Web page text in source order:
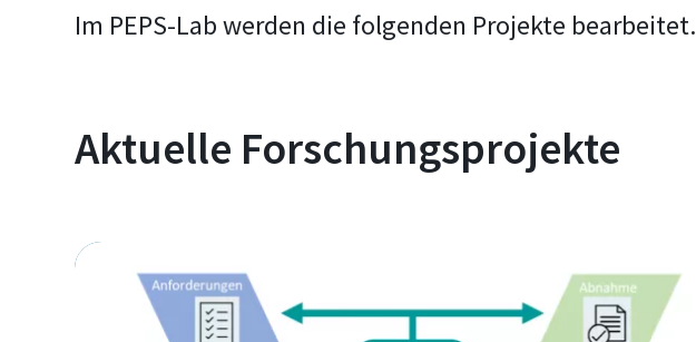
Im PEPS-Lab werden die folgenden Projekte bearbeitet.
Aktuelle Forschungsprojekte